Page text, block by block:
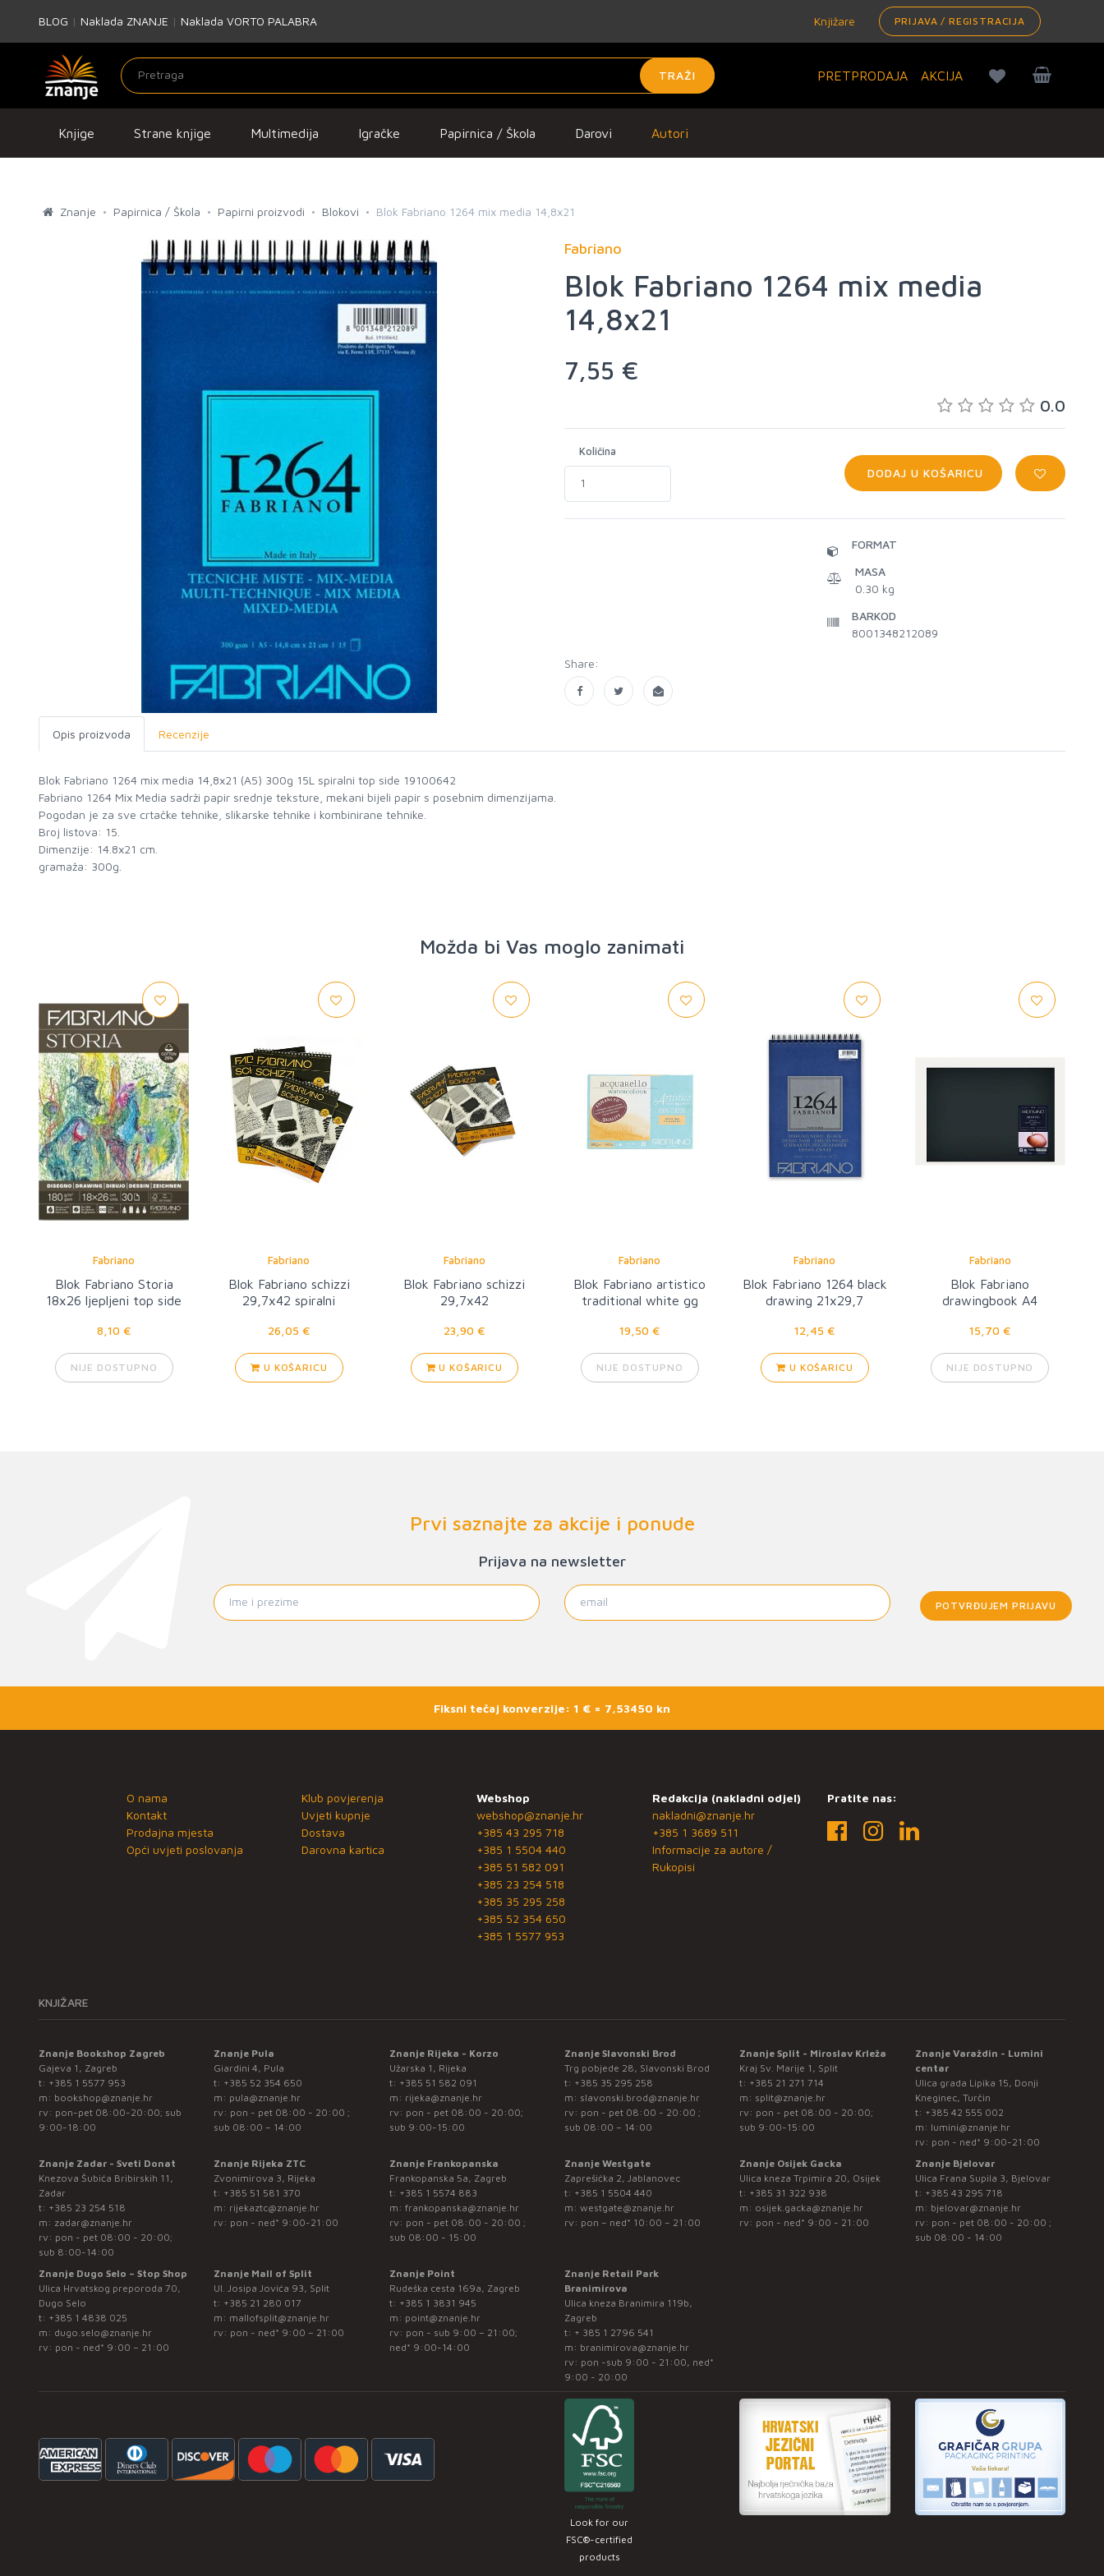
BLOG | Naklada ZNANJE | Naklada VORTO PALABRA Knjižare PRIJAVA / REGISTRACIJA
TRAŽI PRETPRODAJA AKCIJA
Knjige Strane knjige Multimedija Igračke Papirnica / Škola Darovi Autori
Znanje Papirnica / Škola Papirni proizvodi Blokovi Blok Fabriano 1264 mix media 14,8x21
Fabriano
Blok Fabriano 1264 mix media
14,8x21
7,55 €
0.0
Količina
DODAJ U KOŠARICU
FORMAT
MASA
0.30 kg
BARKOD
8001348212089
Share:
Opis proizvoda Recenzije
Blok Fabriano 1264 mix media 14,8x21 (A5) 300g 15L spiralni top side 19100642
Fabriano 1264 Mix Media sadrži papir srednje teksture, mekani bijeli papir s posebnim dimenzijama.
Pogodan je za sve crtačke tehnike, slikarske tehnike i kombinirane tehnike.
Broj listova: 15.
Dimenzije: 14.8x21 cm.
gramaža: 300g.
Možda bi Vas moglo zanimati
Fabriano
Blok Fabriano Storia
18x26 ljepljeni top side
8,10 €
NIJE DOSTUPNO
Fabriano
Blok Fabriano schizzi
29,7x42 spiralni
26,05 €
U KOŠARICU
Fabriano
Blok Fabriano schizzi
29,7x42
23,90 €
U KOŠARICU
Fabriano
Blok Fabriano artistico
traditional white gg
19,50 €
NIJE DOSTUPNO
Fabriano
Blok Fabriano 1264 black
drawing 21x29,7
12,45 €
U KOŠARICU
Fabriano
Blok Fabriano
drawingbook A4
15,70 €
NIJE DOSTUPNO
Prvi saznajte za akcije i ponude
Prijava na newsletter
POTVRĐUJEM PRIJAVU
Fiksni tečaj konverzije: 1 € = 7,53450 kn
O nama
Kontakt
Prodajna mjesta
Opći uvjeti poslovanja
Klub povjerenja
Uvjeti kupnje
Dostava
Darovna kartica
Webshop
webshop@znanje.hr
+385 43 295 718
+385 1 5504 440
+385 51 582 091
+385 23 254 518
+385 35 295 258
+385 52 354 650
+385 1 5577 953
Redakcija (nakladni odjel)
nakladni@znanje.hr
+385 1 3689 511
Informacije za autore /
Rukopisi
Pratite nas:
KNJIŽARE
Znanje Bookshop Zagreb
Gajeva 1, Zagreb
t: +385 1 5577 953
m: bookshop@znanje.hr
rv: pon-pet 08:00-20:00; sub
9:00-18:00
Znanje Pula
Giardini 4, Pula
t: +385 52 354 650
m: pula@znanje.hr
rv: pon - pet 08:00 - 20:00 ;
sub 08:00 – 14:00
Znanje Rijeka - Korzo
Užarska 1, Rijeka
t: +385 51 582 091
m: rijeka@znanje.hr
rv: pon - pet 08:00 - 20:00;
sub 9:00-15:00
Znanje Slavonski Brod
Trg pobjede 28, Slavonski Brod
t: +385 35 295 258
m: slavonski.brod@znanje.hr
rv: pon - pet 08:00 - 20:00 ;
sub 08:00 – 14:00
Znanje Split - Miroslav Krleža
Kraj Sv. Marije 1, Split
t: +385 21 271 714
m: split@znanje.hr
rv: pon - pet 08:00 - 20:00;
sub 9:00-15:00
Znanje Varaždin - Lumini
centar
Ulica grada Lipika 15, Donji
Kneginec, Turčin
t: +385 42 555 002
m: lumini@znanje.hr
rv: pon - ned* 9:00-21:00
Znanje Zadar - Sveti Donat
Knezova Šubića Bribirskih 11,
Zadar
t: +385 23 254 518
m: zadar@znanje.hr
rv: pon - pet 08:00 - 20:00;
sub 8:00-14:00
Znanje Rijeka ZTC
Zvonimirova 3, Rijeka
t: +385 51 581 370
m: rijekaztc@znanje.hr
rv: pon - ned* 9:00-21:00
Znanje Frankopanska
Frankopanska 5a, Zagreb
t: +385 1 5574 883
m: frankopanska@znanje.hr
rv: pon - pet 08:00 - 20:00 ;
sub 08:00 - 15:00
Znanje Westgate
Zaprešićka 2, Jablanovec
t: +385 1 5504 440
m: westgate@znanje.hr
rv: pon – ned* 10:00 – 21:00
Znanje Osijek Gacka
Ulica kneza Trpimira 20, Osijek
t: +385 31 322 938
m: osijek.gacka@znanje.hr
rv: pon - ned* 9:00 - 21:00
Znanje Bjelovar
Ulica Frana Supila 3, Bjelovar
t: +385 43 295 718
m: bjelovar@znanje.hr
rv: pon - pet 08:00 - 20:00 ;
sub 08:00 - 14:00
Znanje Dugo Selo – Stop Shop
Ulica Hrvatskog preporoda 70,
Dugo Selo
t: +385 1 4838 025
m: dugo.selo@znanje.hr
rv: pon - ned* 9:00 – 21:00
Znanje Mall of Split
Ul. Josipa Jovića 93, Split
t: +385 21 280 017
m: mallofsplit@znanje.hr
rv: pon - ned* 9:00 – 21:00
Znanje Point
Rudeška cesta 169a, Zagreb
t: +385 1 3831 945
m: point@znanje.hr
rv: pon - sub 9:00 – 21:00;
ned* 9:00-14:00
Znanje Retail Park
Branimirova
Ulica kneza Branimira 119b,
Zagreb
t: + 385 1 2796 541
m: branimirova@znanje.hr
rv: pon -sub 9:00 - 21:00, ned*
9:00 - 20:00
Look for our
FSC®-certified
products